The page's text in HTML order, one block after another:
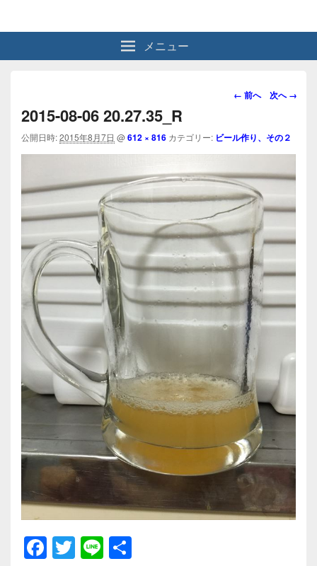
メニュー
画
ビ
ゲ
ー
シ
ョ
ン
← 前へ 次へ →
2015-08-06 20.27.35_R
公開日時:2015年8月7日 @612 × 816 カテゴリー: ビール作り、その２
F T Li